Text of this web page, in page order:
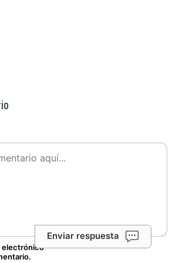
Enviar respuesta
electrónico